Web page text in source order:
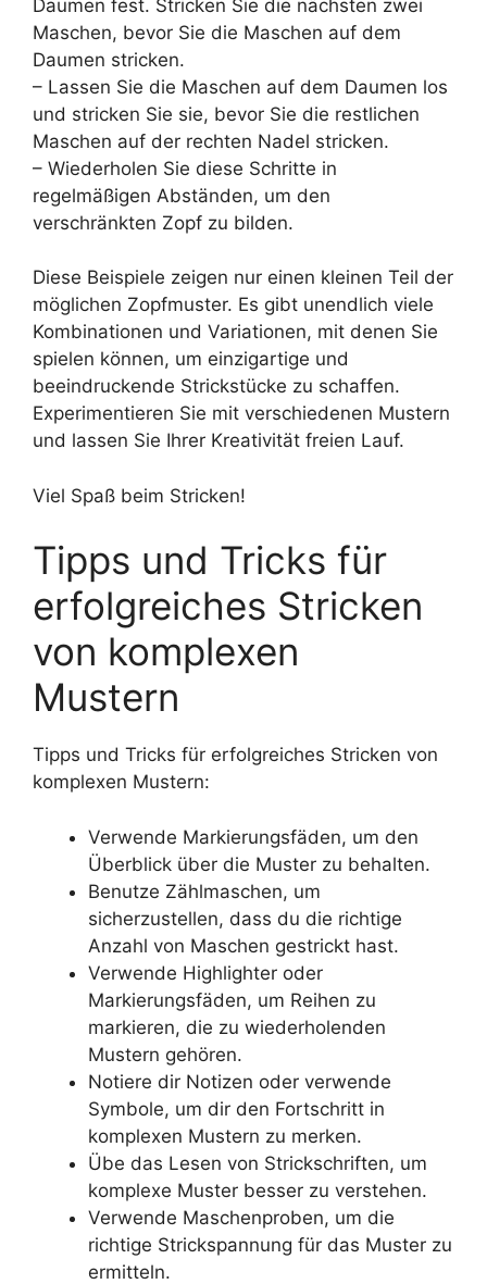
Daumen fest. Stricken Sie die nächsten zwei
Maschen, bevor Sie die Maschen auf dem
Daumen stricken.
– Lassen Sie die Maschen auf dem Daumen los
und stricken Sie sie, bevor Sie die restlichen
Maschen auf der rechten Nadel stricken.
– Wiederholen Sie diese Schritte in
regelmäßigen Abständen, um den
verschränkten Zopf zu bilden.
Diese Beispiele zeigen nur einen kleinen Teil der
möglichen Zopfmuster. Es gibt unendlich viele
Kombinationen und Variationen, mit denen Sie
spielen können, um einzigartige und
beeindruckende Strickstücke zu schaffen.
Experimentieren Sie mit verschiedenen Mustern
und lassen Sie Ihrer Kreativität freien Lauf.
Viel Spaß beim Stricken!
Tipps und Tricks für
erfolgreiches Stricken
von komplexen
Mustern
Tipps und Tricks für erfolgreiches Stricken von
komplexen Mustern:
Verwende Markierungsfäden, um den
Überblick über die Muster zu behalten.
Benutze Zählmaschen, um
sicherzustellen, dass du die richtige
Anzahl von Maschen gestrickt hast.
Verwende Highlighter oder
Markierungsfäden, um Reihen zu
markieren, die zu wiederholenden
Mustern gehören.
Notiere dir Notizen oder verwende
Symbole, um dir den Fortschritt in
komplexen Mustern zu merken.
Übe das Lesen von Strickschriften, um
komplexe Muster besser zu verstehen.
Verwende Maschenproben, um die
richtige Strickspannung für das Muster zu
ermitteln.